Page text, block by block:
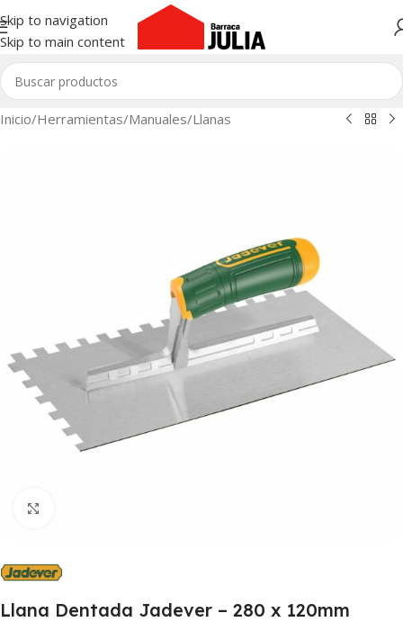
Skip to navigation
Skip to main content
Inicio/Herramientas/Manuales/Llanas
Llana Dentada Jadever – 280 x 120mm